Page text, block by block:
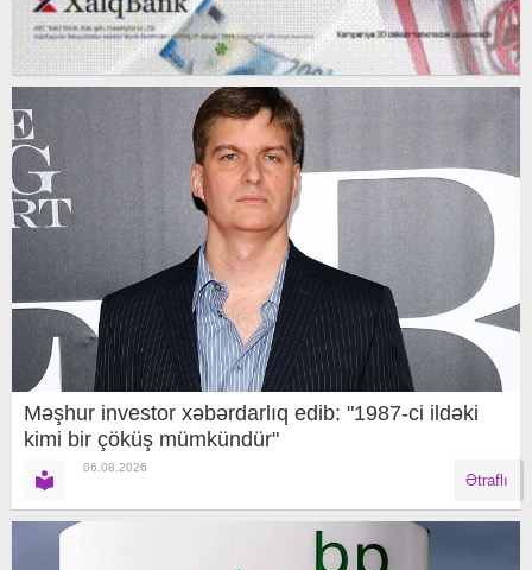
Məşhur investor xəbərdarlıq edib: "1987-ci ildəki
kimi bir çöküş mümkündür"
06.08.2026
Ətraflı